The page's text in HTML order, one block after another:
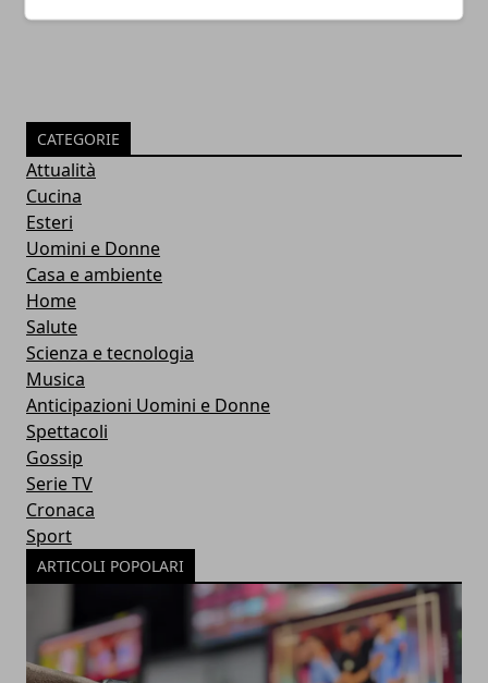
CATEGORIE
Attualità
Cucina
Esteri
Uomini e Donne
Casa e ambiente
Home
Salute
Scienza e tecnologia
Musica
Anticipazioni Uomini e Donne
Spettacoli
Gossip
Serie TV
Cronaca
Sport
ARTICOLI POPOLARI